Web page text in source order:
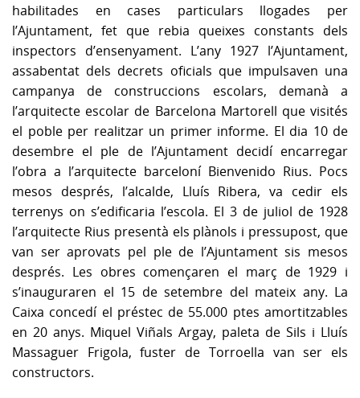
habilitades en cases particulars llogades per
l’Ajuntament, fet que rebia queixes constants dels
inspectors d’ensenyament. L’any 1927 l’Ajuntament,
assabentat dels decrets oficials que impulsaven una
campanya de construccions escolars, demanà a
l’arquitecte escolar de Barcelona Martorell que visités
el poble per realitzar un primer informe. El dia 10 de
desembre el ple de l’Ajuntament decidí encarregar
l’obra a l’arquitecte barceloní Bienvenido Rius. Pocs
mesos després, l’alcalde, Lluís Ribera, va cedir els
terrenys on s’edificaria l’escola. El 3 de juliol de 1928
l’arquitecte Rius presentà els plànols i pressupost, que
van ser aprovats pel ple de l’Ajuntament sis mesos
després. Les obres començaren el març de 1929 i
s’inauguraren el 15 de setembre del mateix any. La
Caixa concedí el préstec de 55.000 ptes amortitzables
en 20 anys. Miquel Viñals Argay, paleta de Sils i Lluís
Massaguer Frigola, fuster de Torroella van ser els
constructors.